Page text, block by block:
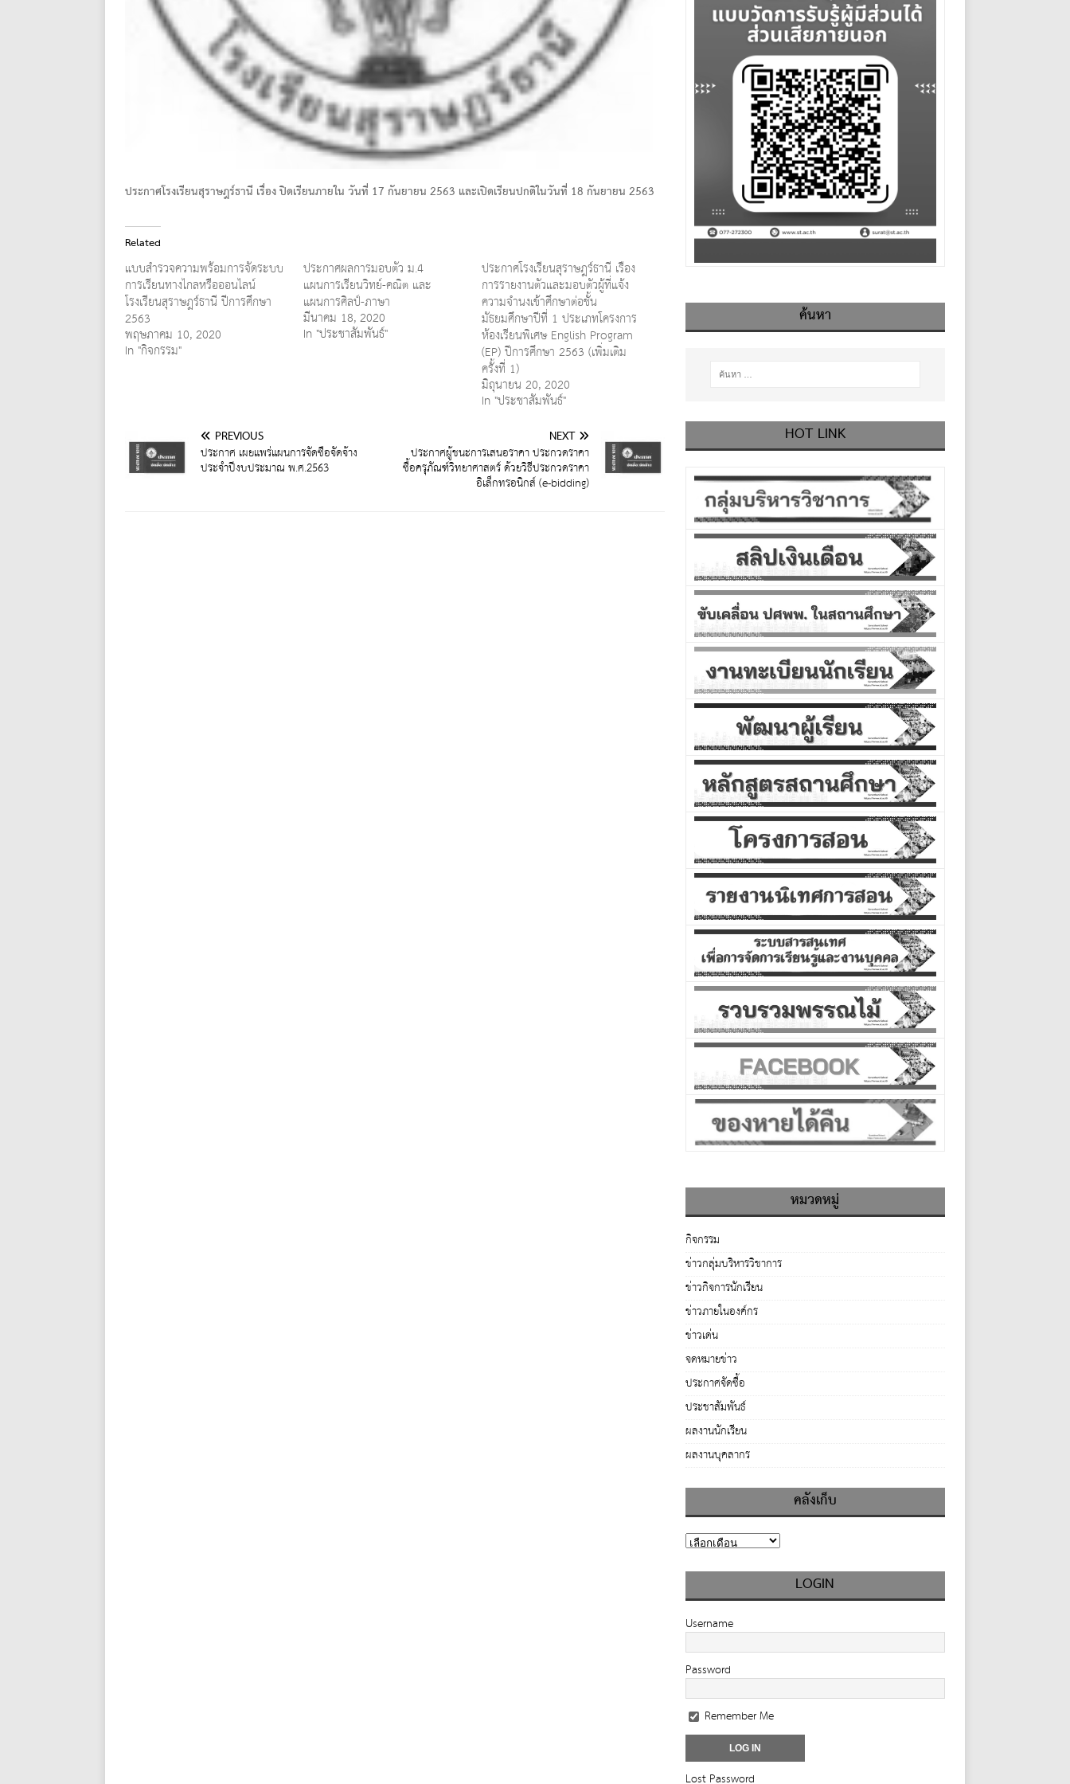
ประกาศโรงเรียนสุราษฎร์ธานี เรื่อง ปิดเรียนภายใน วันที่ 17 กันยายน 2563 และเปิดเรียนปกติในวันที่ 18 กันยายน 2563
Related
แบบสำรวจความพร้อมการจัดระบบ
การเรียนทางไกลหรือออนไลน์
โรงเรียนสุราษฎร์ธานี ปีการศึกษา
2563
พฤษภาคม 10, 2020
In "กิจกรรม"
ประกาศผลการมอบตัว ม.4
แผนการเรียนวิทย์-คณิต และ
แผนการศิลป์-ภาษา
มีนาคม 18, 2020
In "ประชาสัมพันธ์"
ประกาศโรงเรียนสุราษฎร์ธานี เรื่อง
การรายงานตัวและมอบตัวผู้ที่แจ้ง
ความจำนงเข้าศึกษาต่อชั้น
มัธยมศึกษาปีที่ 1 ประเภทโครงการ
ห้องเรียนพิเศษ English Program
(EP) ปีการศึกษา 2563 (เพิ่มเติม
ครั้งที่ 1)
มิถุนายน 20, 2020
In "ประชาสัมพันธ์"
PREVIOUS
ประกาศ เผยแพร่แผนการจัดซื้อจัดจ้าง
ประจำปีงบประมาณ พ.ศ.2563
NEXT
ประกาศผู้ชนะการเสนอราคา ประกวดราคา
ซื้อครุภัณฑ์วิทยาศาสตร์ ด้วยวิธีประกวดราคา
อิเล็กทรอนิกส์ (e-bidding)
ค้นหา
HOT LINK
หมวดหมู่
กิจกรรม
ข่าวกลุ่มบริหารวิชาการ
ข่าวกิจการนักเรียน
ข่าวภายในองค์กร
ข่าวเด่น
จดหมายข่าว
ประกาศจัดซื้อ
ประชาสัมพันธ์
ผลงานนักเรียน
ผลงานบุคลากร
คลังเก็บ
LOGIN
Username
Password
Remember Me
Lost Password